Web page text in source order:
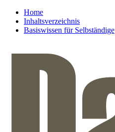
Home
Inhaltsverzeichnis
Basiswissen für Selbständige